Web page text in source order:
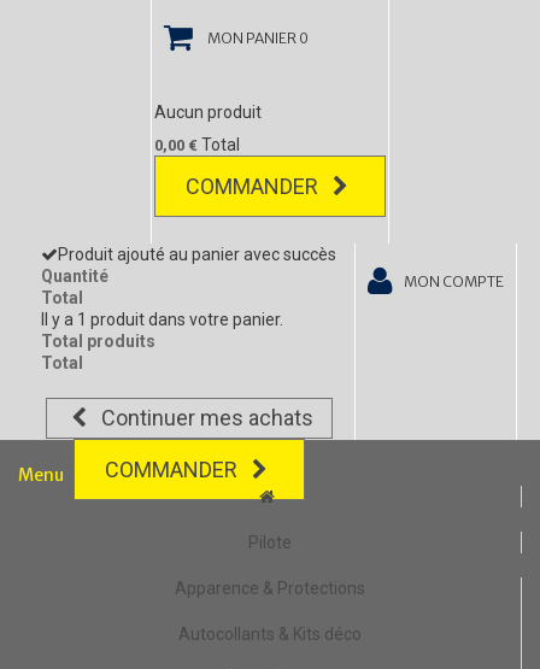
MON PANIER 0
Aucun produit
0,00 € Total
COMMANDER
Produit ajouté au panier avec succès
Quantité
Total
Il y a 1 produit dans votre panier.
Total produits
Total
Continuer mes achats
COMMANDER
MON COMPTE
Menu
Pilote
Apparence & Protections
Autocollants & Kits déco